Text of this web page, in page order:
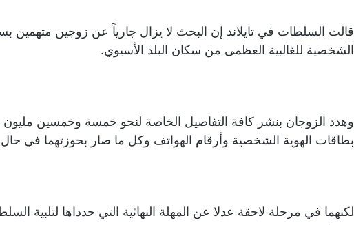
قالت السلطات في تايلاند إن البحث لا يزال جارياً عن زوجين متهمين
الشخصية للغالبية العظمى من سكان البلد الأسيوي.
وهدد الزوجان بنشر كافة التفاصيل الخاصة لنحو خمسة وخمسين مليون
بطاقات الهوية الشخصية وأرقام الهواتف وكل ما صار بحوزتهما في حال
لكنهما في مرحلة لاحقة عدلا عن المهلة النهائية التي حدداها لتلبية